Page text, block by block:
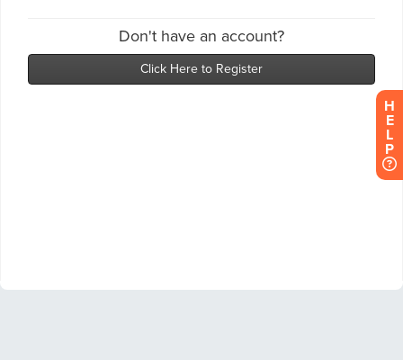
H
E
L
P